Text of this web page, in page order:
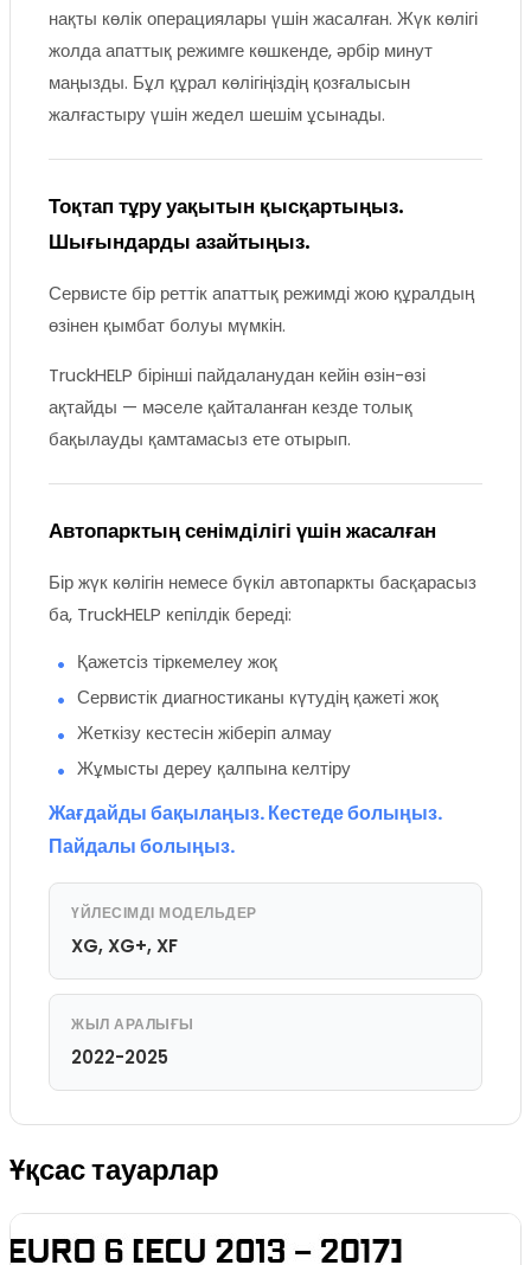
нақты көлік операциялары үшін жасалған. Жүк көлігі
жолда апаттық режимге көшкенде, әрбір минут
маңызды. Бұл құрал көлігіңіздің қозғалысын
жалғастыру үшін жедел шешім ұсынады.
Тоқтап тұру уақытын қысқартыңыз.
Шығындарды азайтыңыз.
Сервисте бір реттік апаттық режимді жою құралдың
өзінен қымбат болуы мүмкін.
TruckHELP бірінші пайдаланудан кейін өзін-өзі
ақтайды — мәселе қайталанған кезде толық
бақылауды қамтамасыз ете отырып.
Автопарктың сенімділігі үшін жасалған
Бір жүк көлігін немесе бүкіл автопаркты басқарасыз
ба, TruckHELP кепілдік береді:
Қажетсіз тіркемелеу жоқ
Сервистік диагностиканы күтудің қажеті жоқ
Жеткізу кестесін жіберіп алмау
Жұмысты дереу қалпына келтіру
Жағдайды бақылаңыз. Кестеде болыңыз.
Пайдалы болыңыз.
ҮЙЛЕСІМДІ МОДЕЛЬДЕР
XG, XG+, XF
ЖЫЛ АРАЛЫҒЫ
2022-2025
Ұқсас тауарлар